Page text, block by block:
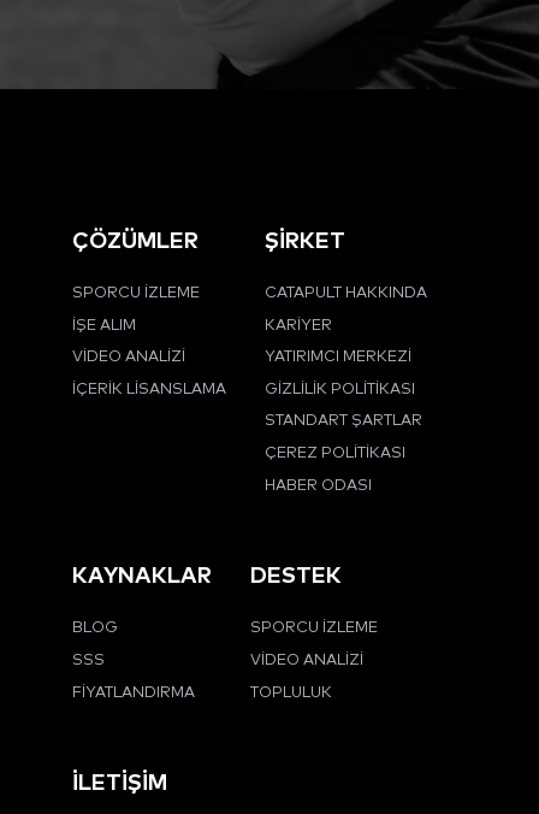
ÇÖZÜMLER
SPORCU İZLEME
İŞE ALIM
VIDEO ANALIZI
İÇERIK LISANSLAMA
ŞİRKET
CATAPULT HAKKINDA
KARIYER
YATIRIMCI MERKEZI
GIZLILIK POLITIKASI
STANDART ŞARTLAR
ÇEREZ POLITIKASI
HABER ODASI
KAYNAKLAR
BLOG
SSS
FIYATLANDIRMA
DESTEK
SPORCU İZLEME
VIDEO ANALIZI
TOPLULUK
İLETIŞIM